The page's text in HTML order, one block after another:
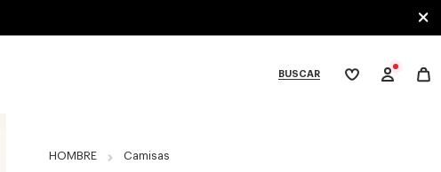
BUSCAR
Mi
HOMBRE Camisas